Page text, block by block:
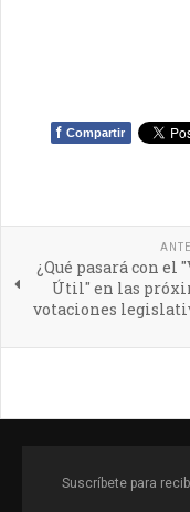
f Compartir
¿Qué pasará con el
Útil" en las
votaciones
Suscríbete para